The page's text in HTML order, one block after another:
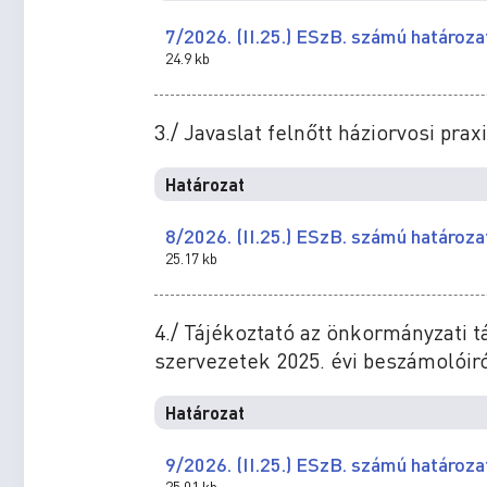
7/2026. (II.25.) ESzB. számú
24.9 kb
3./ Javaslat felnőtt háziorvosi
Határozat
8/2026. (II.25.) ESzB. számú
25.17 kb
4./ Tájékoztató az önkormányzati
szervezetek 2025. évi
Határozat
9/2026. (II.25.) ESzB. számú